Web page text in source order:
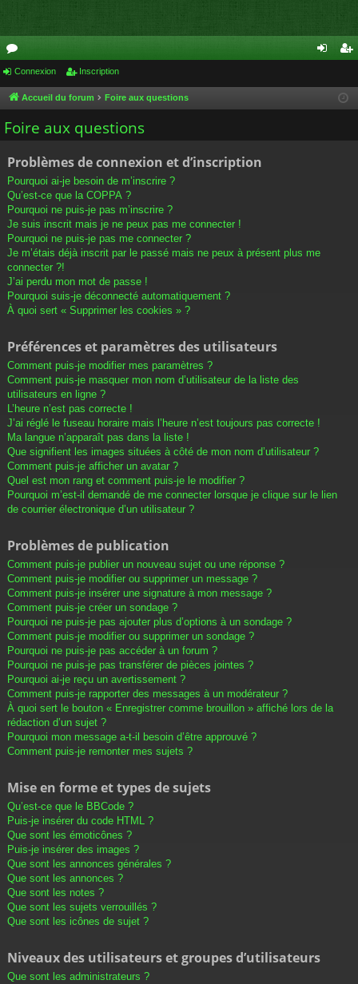
or
u
m
cri
Connexion Inscription
Accueil du forum Foire aux questions
Foire aux questions
Problèmes de connexion et d’inscription
Pourquoi ai-je besoin de m’inscrire ?
Qu’est-ce que la COPPA ?
Pourquoi ne puis-je pas m’inscrire ?
Je suis inscrit mais je ne peux pas me connecter !
Pourquoi ne puis-je pas me connecter ?
Je m’étais déjà inscrit par le passé mais ne peux à présent plus me
connecter ?!
J’ai perdu mon mot de passe !
Pourquoi suis-je déconnecté automatiquement ?
À quoi sert « Supprimer les cookies » ?
Préférences et paramètres des utilisateurs
Comment puis-je modifier mes paramètres ?
Comment puis-je masquer mon nom d’utilisateur de la liste des
utilisateurs en ligne ?
L’heure n’est pas correcte !
J’ai réglé le fuseau horaire mais l’heure n’est toujours pas correcte !
Ma langue n’apparaît pas dans la liste !
Que signifient les images situées à côté de mon nom d’utilisateur ?
Comment puis-je afficher un avatar ?
Quel est mon rang et comment puis-je le modifier ?
Pourquoi m’est-il demandé de me connecter lorsque je clique sur le lien
de courrier électronique d’un utilisateur ?
Problèmes de publication
Comment puis-je publier un nouveau sujet ou une réponse ?
Comment puis-je modifier ou supprimer un message ?
Comment puis-je insérer une signature à mon message ?
Comment puis-je créer un sondage ?
Pourquoi ne puis-je pas ajouter plus d’options à un sondage ?
Comment puis-je modifier ou supprimer un sondage ?
Pourquoi ne puis-je pas accéder à un forum ?
Pourquoi ne puis-je pas transférer de pièces jointes ?
Pourquoi ai-je reçu un avertissement ?
Comment puis-je rapporter des messages à un modérateur ?
À quoi sert le bouton « Enregistrer comme brouillon » affiché lors de la
rédaction d’un sujet ?
Pourquoi mon message a-t-il besoin d’être approuvé ?
Comment puis-je remonter mes sujets ?
Mise en forme et types de sujets
Qu’est-ce que le BBCode ?
Puis-je insérer du code HTML ?
Que sont les émoticônes ?
Puis-je insérer des images ?
Que sont les annonces générales ?
Que sont les annonces ?
Que sont les notes ?
Que sont les sujets verrouillés ?
Que sont les icônes de sujet ?
Niveaux des utilisateurs et groupes d’utilisateurs
Que sont les administrateurs ?